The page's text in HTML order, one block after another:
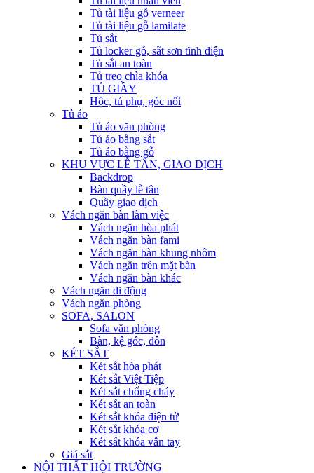
Tủ tài liệu gỗ verneer
Tủ tài liệu gỗ lamilate
Tủ sắt
Tủ locker gỗ, sắt sơn tĩnh điện
Tủ sắt an toàn
Tủ treo chìa khóa
TỦ GIẦY
Hộc, tủ phụ, góc nối
Tủ áo
Tủ áo văn phòng
Tủ áo bằng sắt
Tủ áo bằng gỗ
KHU VỰC LỄ TÂN, GIAO DỊCH
Backdrop
Bàn quầy lễ tân
Quầy giao dịch
Vách ngăn bàn làm việc
Vách ngăn hòa phát
Vách ngăn bàn fami
Vách ngăn bàn khung nhôm
Vách ngăn trên mặt bàn
Vách ngăn bàn khác
Vách ngăn di động
Vách ngăn phòng
SOFA, SALON
Sofa văn phòng
Bàn, kệ góc, đôn
KÉT SẮT
Két sắt hòa phát
Két sắt Việt Tiệp
Két sắt chống cháy
Két sắt an toàn
Két sắt khóa điện tử
Két sắt khóa cơ
Két sắt khóa vân tay
Giá sắt
NỘI THẤT HỘI TRƯỜNG